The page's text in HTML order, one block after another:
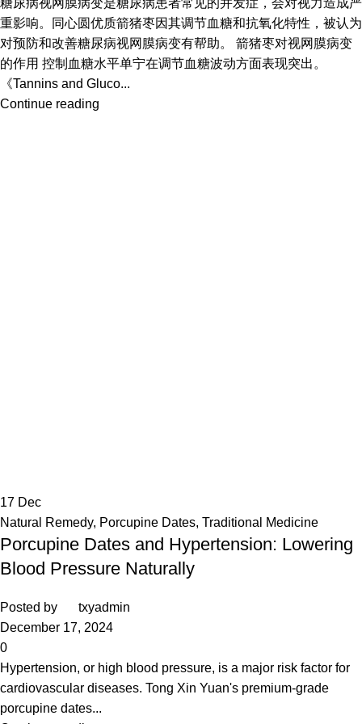
糖尿病视网膜病变是糖尿病患者常见的并发症，会对视力造成严
重影响。同心圆优质箭猪枣因其调节血糖和抗氧化特性，被认为
对预防和改善糖尿病视网膜病变有帮助。 箭猪枣对视网膜病变
的作用 控制血糖水平单宁在调节血糖波动方面表现突出。
《Tannins and Gluco...
Continue reading
17 Dec
Natural Remedy, Porcupine Dates, Traditional Medicine
Porcupine Dates and Hypertension: Lowering
Blood Pressure Naturally
Posted by
txyadmin
December 17, 2024
0
Hypertension, or high blood pressure, is a major risk factor for
cardiovascular diseases. Tong Xin Yuan's premium-grade
porcupine dates...